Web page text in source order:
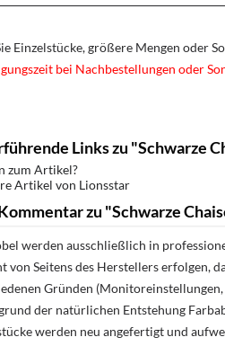
Einzelstücke, größere Mengen oder
bei Nachbestellungen oder
Links zu "Schwarze
zum Artikel?
Artikel von Lionsstar
zu "Schwarze
werden ausschließlich in
von Seitens des Herstellers erfolgen,
Gründen
der natürlichen Entstehung
werden neu angefertigt und